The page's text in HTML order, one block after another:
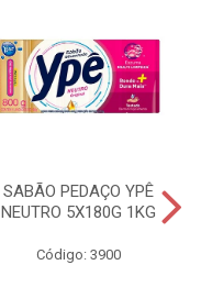
SABÃO PEDAÇO YPÊ
NEUTRO 5X180G 1KG
Código: 3900